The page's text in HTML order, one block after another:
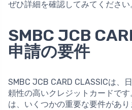
ぜひ詳細を確認してみてください
SMBC JCB
申請の要件
SMBC JCB CARD CLASSICは、
頼性の高いクレジットカードで
は、いくつかの重要な要件があ